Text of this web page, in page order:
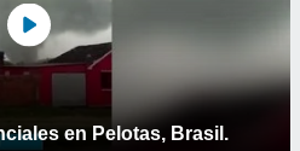
en Pelotas, Brasil.